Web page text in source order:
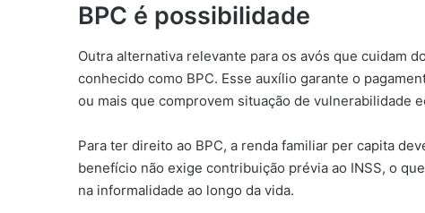
BPC é possibilidade
Outra alternativa relevante para os avós que cuidam
conhecido como BPC. Esse auxílio garante o
ou mais que comprovem situação de vulnerabilidade
Para ter direito ao BPC, a renda familiar per capita
benefício não exige contribuição prévia ao INSS, o
na informalidade ao longo da vida.